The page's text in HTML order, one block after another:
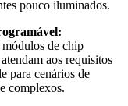
pouco iluminados.
de chip
aos requisitos
para cenários de
complexos.